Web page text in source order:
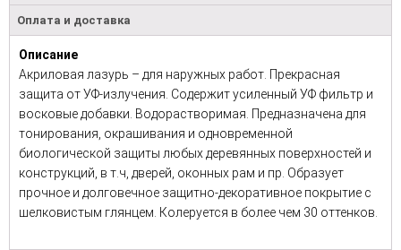
Оплата и доставка
Описание
Акриловая лазурь – для наружных работ. Прекрасная
защита от УФ-излучения. Содержит усиленный УФ фильтр и
восковые добавки. Водорастворимая. Предназначена для
тонирования, окрашивания и одновременной
биологической защиты любых деревянных поверхностей и
конструкций, в т.ч, дверей, оконных рам и пр. Образует
прочное и долговечное защитно-декоративное покрытие с
шелковистым глянцем. Колеруется в более чем 30 оттенков.